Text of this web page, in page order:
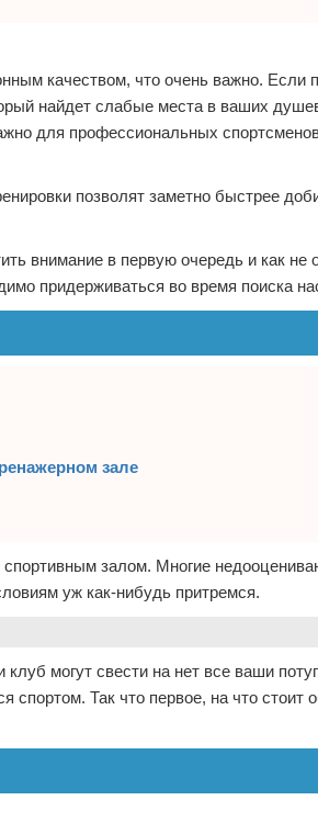
качеством, что очень важно. Если
найдет слабые места в ваших
для профессиональных
позволят заметно быстрее
внимание в первую очередь и как не
придерживаться во время поиска
зале
залом. Многие
уж как-нибудь притремся.
могут свести на нет все ваши
спортом. Так что первое, на что стоит